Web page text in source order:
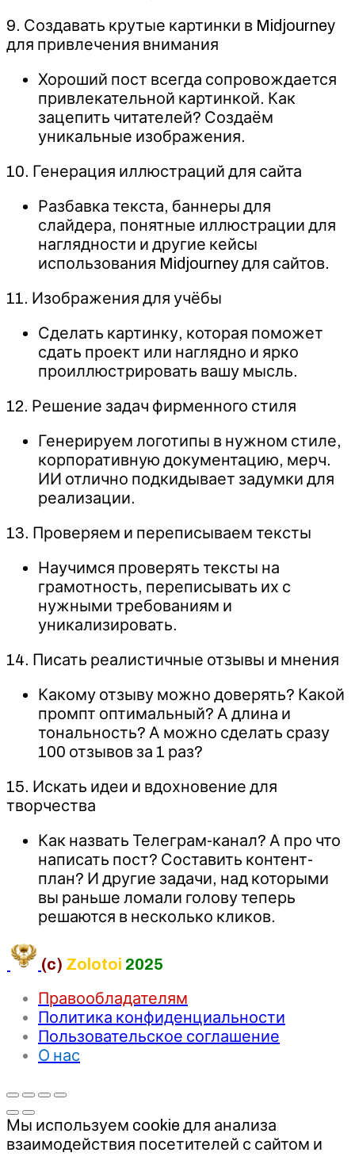
9. Создавать крутые картинки в Midjourney
для привлечения внимания
Хороший пост всегда сопровождается
привлекательной картинкой. Как
зацепить читателей? Создаём
уникальные изображения.
10. Генерация иллюстраций для сайта
Разбавка текста, баннеры для
слайдера, понятные иллюстрации для
наглядности и другие кейсы
использования Midjourney для сайтов.
11. Изображения для учёбы
Сделать картинку, которая поможет
сдать проект или наглядно и ярко
проиллюстрировать вашу мысль.
12. Решение задач фирменного стиля
Генерируем логотипы в нужном стиле,
корпоративную документацию, мерч.
ИИ отлично подкидывает задумки для
реализации.
13. Проверяем и переписываем тексты
Научимся проверять тексты на
грамотность, переписывать их с
нужными требованиям и
уникализировать.
14. Писать реалистичные отзывы и мнения
Какому отзыву можно доверять? Какой
промпт оптимальный? А длина и
тональность? А можно сделать сразу
100 отзывов за 1 раз?
15. Искать идеи и вдохновение для
творчества
Как назвать Телеграм-канал? А про что
написать пост? Составить контент-
план? И другие задачи, над которыми
вы раньше ломали голову теперь
решаются в несколько кликов.
(c) Zolotoi 2025
Правообладателям
Политика конфиденциальности
Пользовательское соглашение
О нас
Мы используем cookie для анализа
взаимодействия посетителей с сайтом и